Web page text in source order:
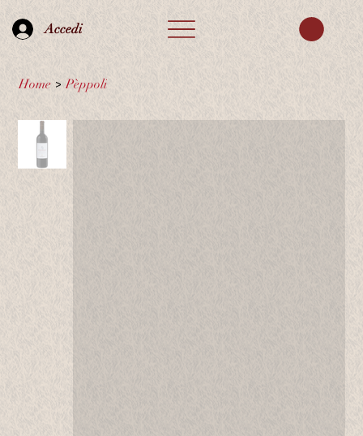
Accedi
Home > Pèppoli